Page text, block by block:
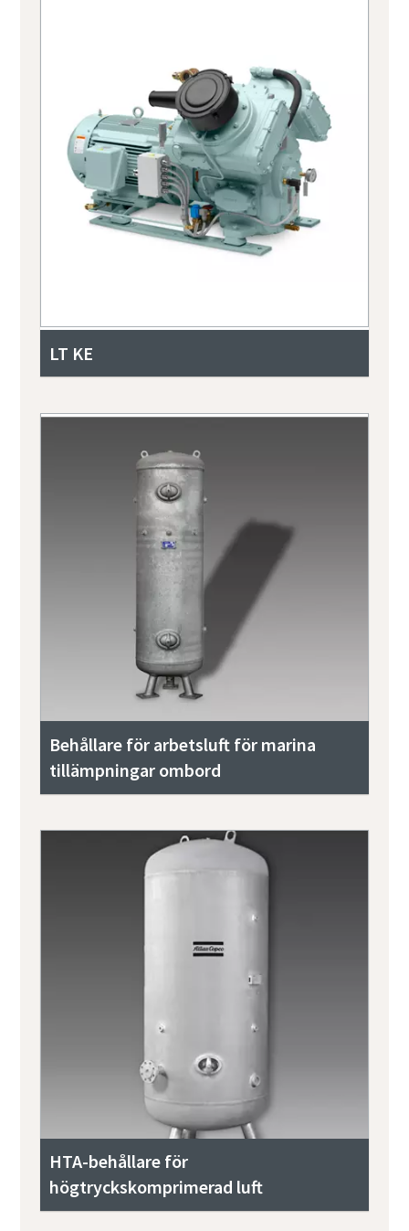
LT KE
Behållare för arbetsluft för marina
tillämpningar ombord
HTA-behållare för
högtryckskomprimerad luft